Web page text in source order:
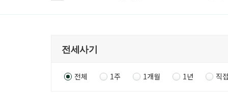
전체 1주 1개월 1년 직